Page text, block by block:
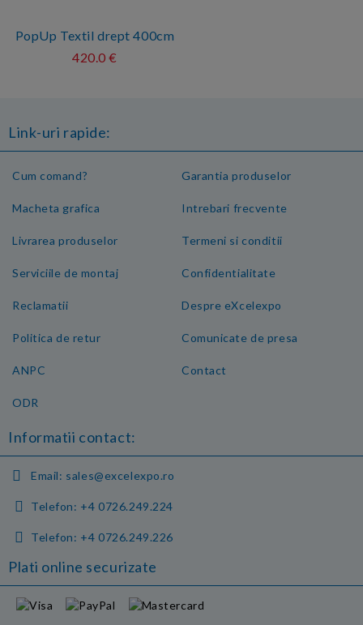
PopUp Textil drept 400cm
420.0 €
Link-uri rapide:
Cum comand?
Macheta grafica
Livrarea produselor
Serviciile de montaj
Garantia produselor
Intrebari frecvente
Termeni si conditii
Confidentialitate
Reclamatii
Politica de retur
ANPC
ODR
Despre eXcelexpo
Comunicate de presa
Contact
Informatii contact:
Email: sales@excelexpo.ro
Telefon: +4 0726.249.224
Telefon: +4 0726.249.226
Plati online securizate